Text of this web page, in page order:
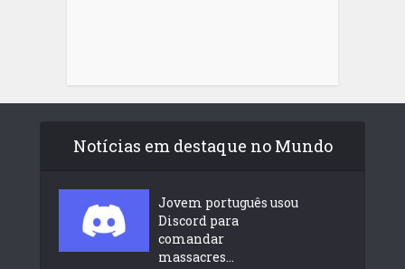
Notícias em destaque no Mundo
Jovem português usou
Discord para
comandar
massacres...